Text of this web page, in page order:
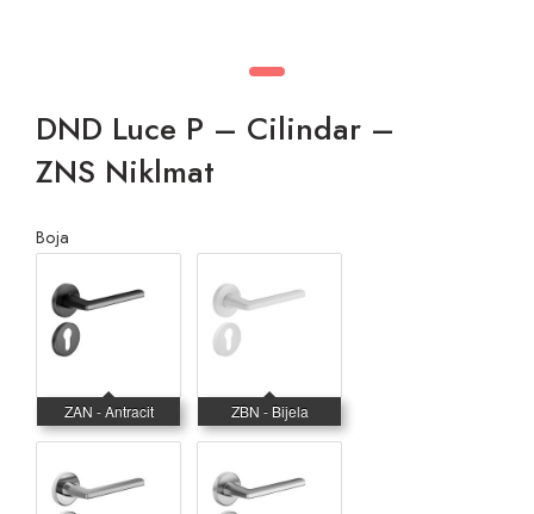
DND Luce P – Cilindar –
ZNS Niklmat
Boja